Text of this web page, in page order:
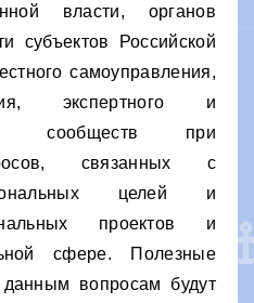
власти, органов
субъектов Российской
самоуправления,
экспертного и
сообществ при
связанных с
целей и
проектов и
сфере. Полезные
вопросам будут